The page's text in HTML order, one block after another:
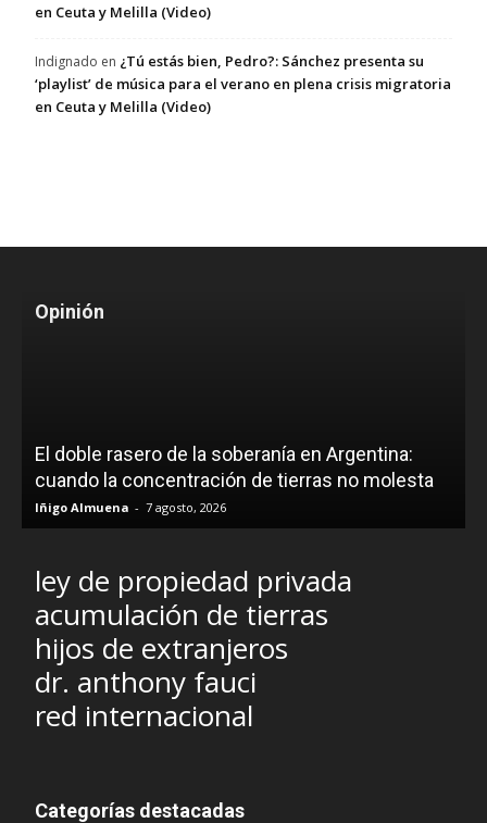
en Ceuta y Melilla (Video)
Indignado en ¿Tú estás bien, Pedro?: Sánchez presenta su
‘playlist’ de música para el verano en plena crisis migratoria
en Ceuta y Melilla (Video)
Opinión
El doble rasero de la soberanía en Argentina:
cuando la concentración de tierras no molesta
Iñigo Almuena - 7 agosto, 2026
ley de propiedad privada
acumulación de tierras
hijos de extranjeros
dr. anthony fauci
red internacional
Categorías destacadas